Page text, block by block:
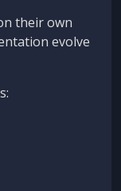
their own
evolve